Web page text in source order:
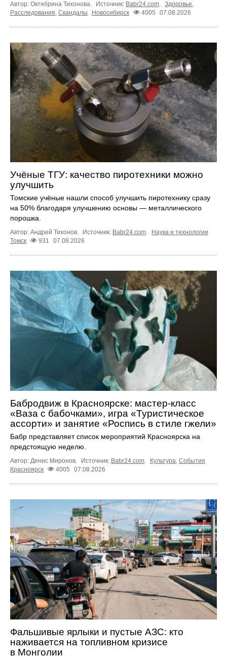
Автор: Октябрина Тихонова. Источник: Babr24.com Здоровье
Расследования Скандалы Новосибирск 4005 07.08.2026
Учёные ТГУ: качество пиротехники можно
улучшить
Томские учёные нашли способ улучшить пиротехнику сразу
на 50% благодаря улучшению основы — металлического
порошка.
Автор: Андрей Тихонов. Источник: Babr24.com.
Наука и технологии
Томск
931 07.08.2026
Бабродвиж в Красноярске: мастер-класс
«Ваза с бабочками», игра «Туристическое
ассорти» и занятие «Роспись в стиле гжели»
Бабр представляет список мероприятий Красноярска на
предстоящую неделю.
Автор: Денис Миронов. Источник: Babr24.com. Культура, События
Красноярск
4005 07.08.2026
Фальшивые ярлыки и пустые АЗС: кто
наживается на топливном кризисе
в Монголии